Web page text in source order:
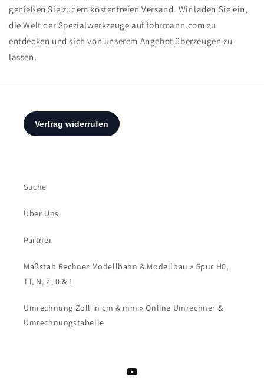
genießen Sie zudem kostenfreien Versand. Wir laden Sie ein,
die Welt der Spezialwerkzeuge auf fohrmann.com zu
entdecken und sich von unserem Angebot überzeugen zu
lassen.
Suche
Über Uns
Partner
Maßstab Rechner Modellbahn & Modellbau » Spur H0,
TT, N, Z, 0 & 1
Umrechnung Zoll in cm & mm » Online Umrechner &
Umrechnungstabelle
YouTube